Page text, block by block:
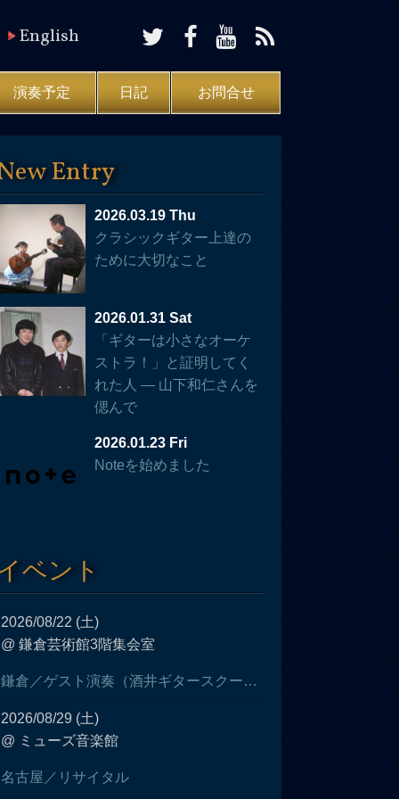
English
演奏予定 日記 お問合せ
Entry
2026.03.19 Thu
クラシックギター上達の
ために大切なこと
2026.01.31 Sat
「ギターは小さなオーケ
ストラ！」と証明してく
れた人 — 山下和仁さんを
偲んで
2026.01.23 Fri
Noteを始めました
ベント
2026/08/22 (土)
@ 鎌倉芸術館3階集会室
鎌倉／ゲスト演奏（酒井ギタースクール発表会）
2026/08/29 (土)
@ ミューズ音楽館
名古屋／リサイタル